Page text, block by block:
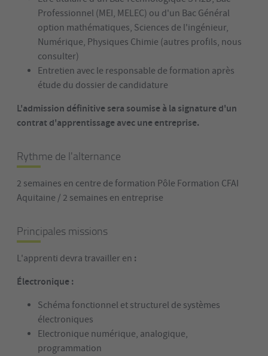
Professionnel (MEI, MELEC) ou d'un Bac Général
option mathématiques, Sciences de l'ingénieur,
Numérique, Physiques Chimie (autres profils, nous
consulter)
Entretien avec le responsable de formation après
étude du dossier de candidature
L'admission définitive sera soumise à la signature d'un
contrat d'apprentissage avec une entreprise.
Rythme de l'alternance
2 semaines en centre de formation Pôle Formation CFAI
Aquitaine / 2 semaines en entreprise
Principales missions
L'apprenti devra travailler en :
Électronique :
Schéma fonctionnel et structurel de systèmes
électroniques
Electronique numérique, analogique,
programmation